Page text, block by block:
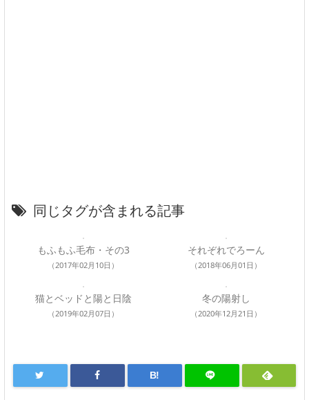
同じタグが含まれる記事
もふもふ毛布・その3
（2017年02月10日）
それぞれでろーん
（2018年06月01日）
猫とベッドと陽と日陰
（2019年02月07日）
冬の陽射し
（2020年12月21日）
B!